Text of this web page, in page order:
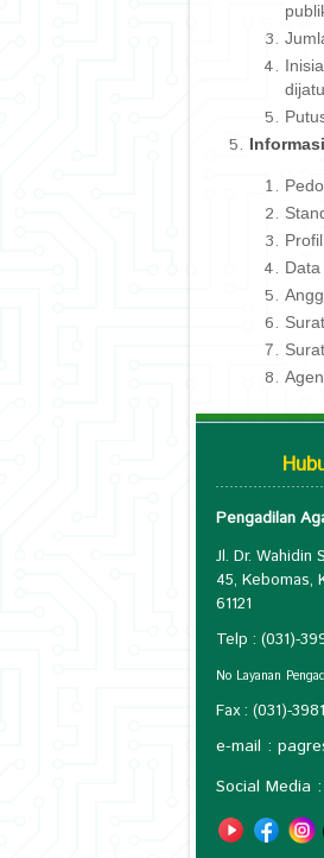
Pengadilan
Jl. Dr. Wahidin
45, Kebomas,
61121
Telp : (031)-
No Layanan
Fax : (031)-
e-mail :
Social Media :